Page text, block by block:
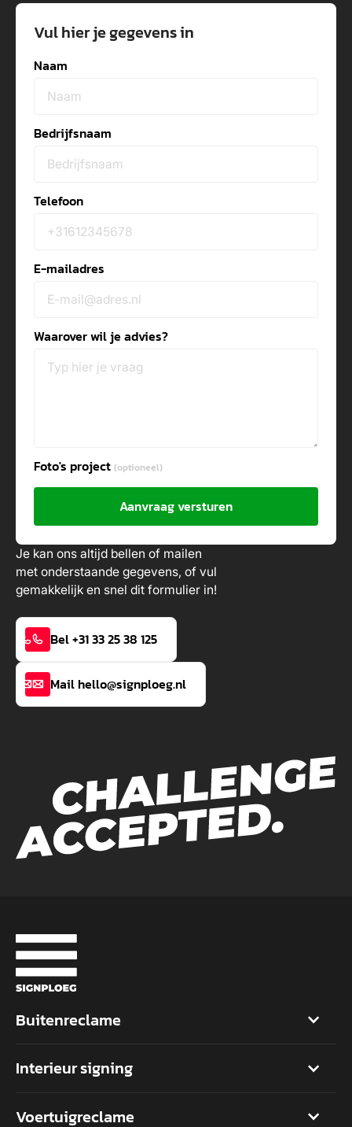
Vul hier je gegevens in
Naam
Bedrijfsnaam
Telefoon
E-mailadres
Waarover wil je advies?
Foto's project(optioneel)
Aanvraag versturen
Je kan ons altijd bellen of mailen
met onderstaande gegevens, of vul
gemakkelijk en snel dit formulier in!
Bel +31 33 25 38 125
Mail hello@signploeg.nl
Buitenreclame
Interieur signing
Voertuigreclame